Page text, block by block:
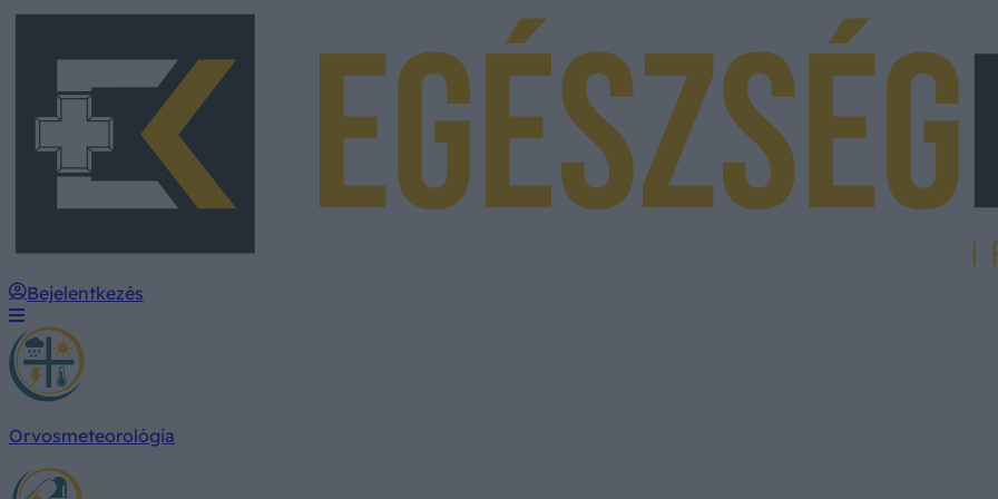
Bejelentkezés
Orvosmeteorológia